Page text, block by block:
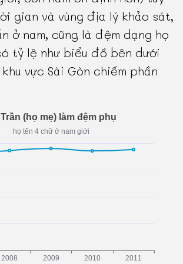
gian và vùng địa lý khảo sát,
ở nam, cũng là đệm dạng họ
tỷ lệ như biểu đồ bên dưới
vực Sài Gòn chiếm phần